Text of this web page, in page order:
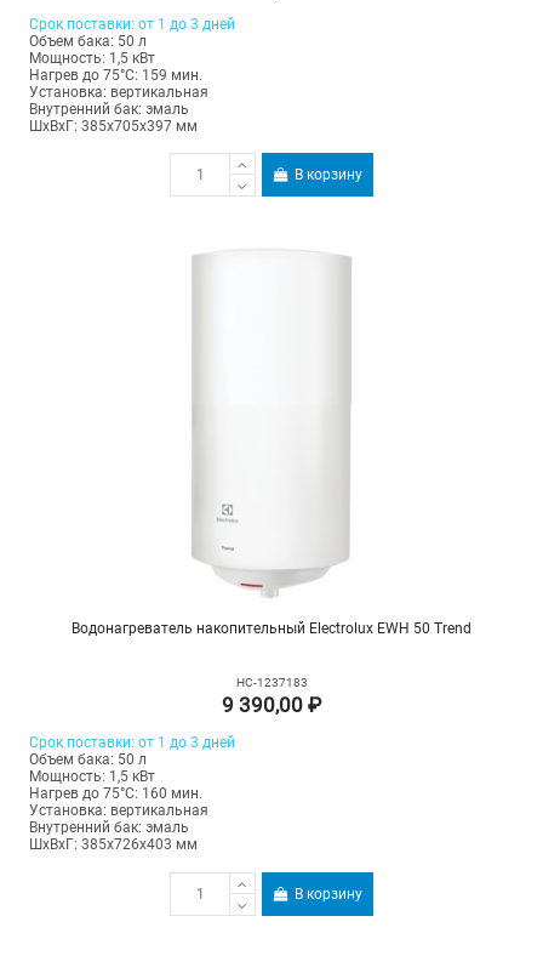
Срок поставки: от 1 до 3 дней
Объем бака: 50 л
Мощность: 1,5 кВт
Нагрев до 75°С: 159 мин.
Установка: вертикальная
Внутренний бак: эмаль
ШхВхГ: 385х705х397 мм
В корзину
Водонагреватель накопительный Electrolux EWH 50 Trend
НС-1237183
9 390,00 ₽
Срок поставки: от 1 до 3 дней
Объем бака: 50 л
Мощность: 1,5 кВт
Нагрев до 75°С: 160 мин.
Установка: вертикальная
Внутренний бак: эмаль
ШхВхГ: 385х726х403 мм
В корзину